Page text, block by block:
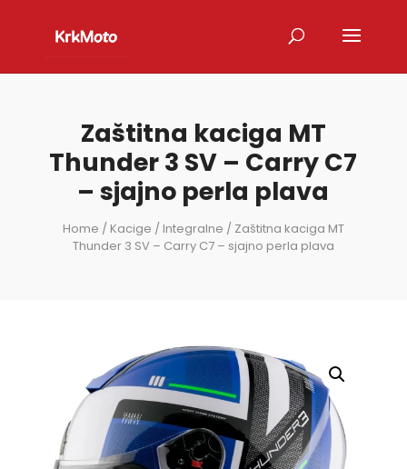
Zaštitna kaciga MT
Thunder 3 SV – Carry C7
– sjajno perla plava
Home / Kacige / Integralne / Zaštitna kaciga MT
Thunder 3 SV – Carry C7 – sjajno perla plava